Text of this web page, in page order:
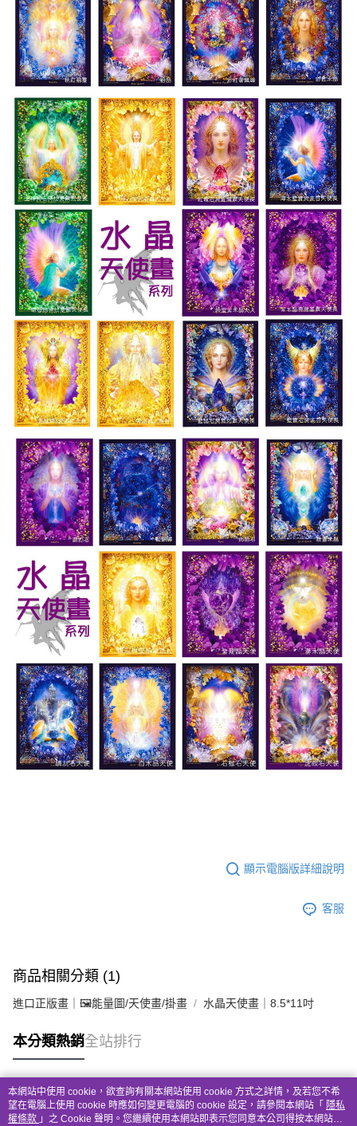
顯示電腦版詳細說明
客服
商品相關分類 (1)
進口正版畫｜🖼️能量圖/天使畫/掛畫 水晶天使畫｜8.5*11吋
本分類熱銷全站排行
熱門標籤
本網站中使用 cookie，欲查詢有關本網站使用 cookie 方式之詳情，及若您不希
望在電腦上使用 cookie 時應如何變更電腦的 cookie 設定，請參閱本網站「 隱私
權條款 」之 Cookie 聲明。您繼續使用本網站即表示您同意本公司得按本網站使